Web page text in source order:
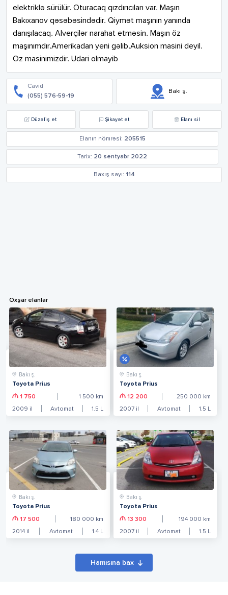
elektriklə sürülür. Oturacaq qızdırıcıları var. Maşın
Bakıxanov qəsəbəsindədir. Qiymət maşının yanında
danışılacaq. Alverçilər narahat etməsin. Maşın öz
maşınımdır.Amerikadan yeni gəlib.Auksion masini deyil.
Oz masinimizdir. Udari olmayib
Cavid
(055) 576-59-19
Bakı ş.
Düzəliş et Şikayət et Elanı sil
Elanın nömrəsi: 205515
Tarix: 20 sentyabr 2022
Baxış sayı: 114
Oxşar elanlar
Bakı ş.
Toyota Prius
1 750 1 500 km
2009 il Avtomat 1.5 L
Bakı ş.
Toyota Prius
12 200 250 000 km
2007il Avtomat 1.5 L
Bakı ş.
Toyota Prius
17 500 180 000 km
2014 il Avtomat 1.4 L
Bakı ş.
Toyota Prius
13 300 194 000 km
2007il Avtomat 1.5 L
Hamısına bax